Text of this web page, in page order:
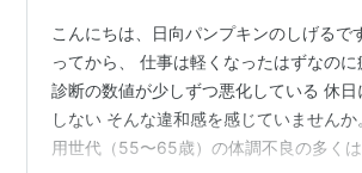
こんにちは、日向パンプキンのしげるで
ってから、 仕事は軽くなったはずなの
診断の数値が少しずつ悪化している 休
しない そんな違和感を感じていません
用世代（55〜65歳）の体調不良の多く